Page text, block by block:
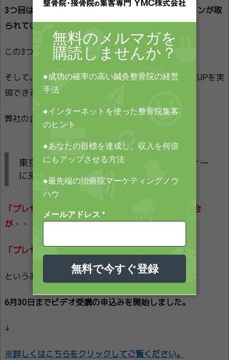
3つ目は、目標と現実とのギャップを埋めるアクションが取
られていないから。
この3つです。
そして、この3つをクリアして、最短で治療院の売上UPを実
現できるプログラムが、
弊社の企画する「180日プログラム」なんです。
東京・大阪の180日プログラムのプレセミナー
に来れなかったあなたへ
「プレセミナーに行きたかったけど、どうしても都合
が・・・」
「プレセミナーをビデオ受講できないんですか？」
というお問い合わせを何件かいただきましたので、
6月30日までビデオ受講の申込みを開始しました。
↓
※詳しくはこちらをクリックしてご覧ください。